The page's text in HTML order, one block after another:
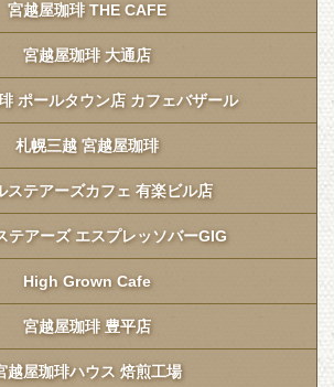
宮越屋珈琲 THE CAFE
宮越屋珈琲 大通店
ポールタウン店 カフェバザール
札幌三越 宮越屋珈琲
ステアーズカフェ 有楽ビル店
テアーズ エスプレッソバーGIG
High Grown Cafe
宮越屋珈琲 豊平店
越屋珈琲ハウス 焙煎工場